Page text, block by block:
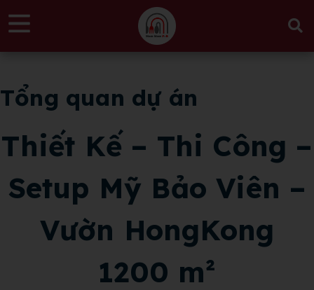
Tổng quan dự án
Thiết Kế – Thi Công –
Setup Mỹ Bảo Viên –
Vườn HongKong
1200 m²